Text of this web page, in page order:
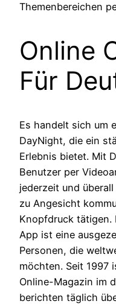
Themenbereichen
Online
Für
Es handelt sich um
DayNight, die ein
Erlebnis bietet. Mit
Benutzer per
jederzeit und
zu Angesicht
Knopfdruck tätigen.
App ist eine
Personen, die
möchten. Seit 1997
Online-Magazin im
berichten täglich